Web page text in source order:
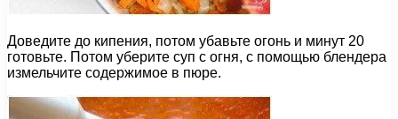
Доведите до кипения, потом убавьте огонь и минут 20
готовьте. Потом уберите суп с огня, с помощью блендера
измельчите содержимое в пюре.